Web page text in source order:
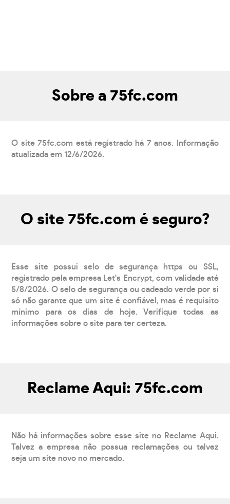
Sobre a 75fc.com
O site 75fc.com está registrado há 7 anos. Informação
atualizada em 12/6/2026.
O site 75fc.com é seguro?
Esse site possui selo de segurança https ou SSL,
registrado pela empresa Let's Encrypt, com validade até
5/8/2026. O selo de segurança ou cadeado verde por si
só não garante que um site é confiável, mas é requisito
mínimo para os dias de hoje. Verifique todas as
informações sobre o site para ter certeza.
Reclame Aqui: 75fc.com
Não há informações sobre esse site no Reclame Aqui.
Talvez a empresa não possua reclamações ou talvez
seja um site novo no mercado.